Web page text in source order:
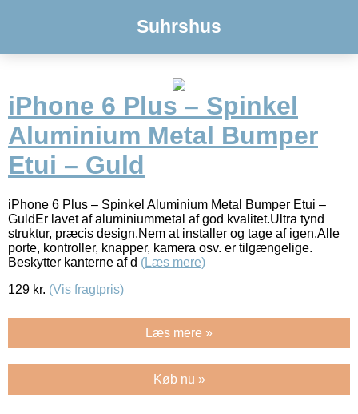
Suhrshus
iPhone 6 Plus – Spinkel
Aluminium Metal Bumper
Etui – Guld
iPhone 6 Plus – Spinkel Aluminium Metal Bumper Etui –
GuldEr lavet af aluminiummetal af god kvalitet.Ultra tynd
struktur, præcis design.Nem at installer og tage af igen.Alle
porte, kontroller, knapper, kamera osv. er tilgængelige.
Beskytter kanterne af d (Læs mere)
129 kr. (Vis fragtpris)
Læs mere »
Køb nu »